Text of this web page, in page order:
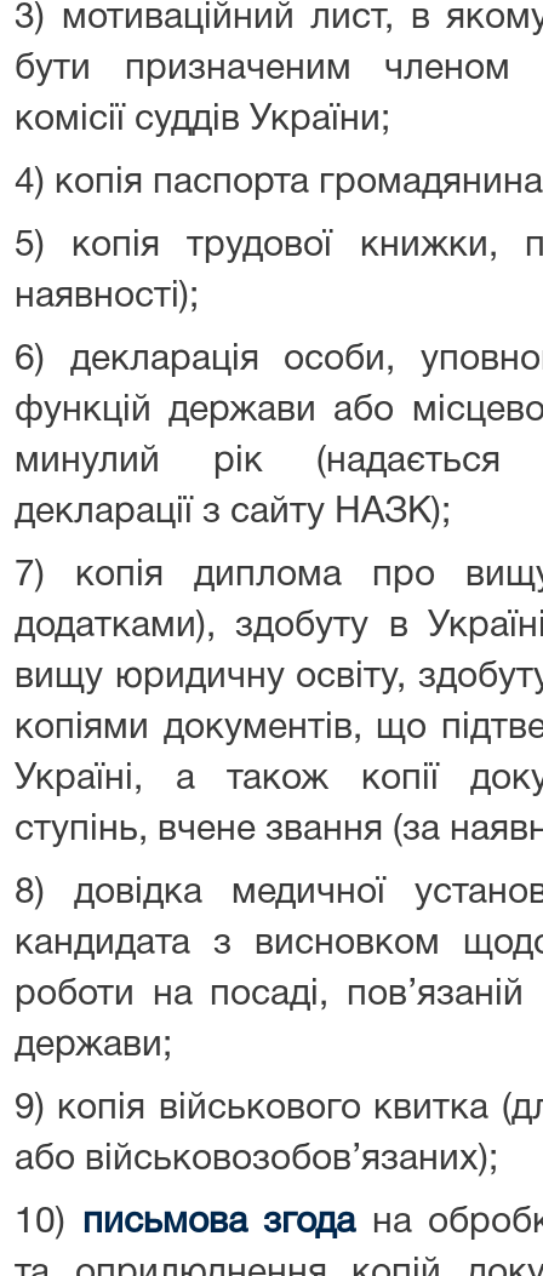
3) мотиваційний лист, в
бути призначеним членом
комісії суддів України;
4) копія паспорта
5) копія трудової книжки,
наявності);
6) декларація особи,
функцій держави або
минулий рік (надається
декларації з сайту НАЗК);
7) копія диплома про
додатками), здобуту в
вищу юридичну освіту,
копіями документів, що
Україні, а також копії
ступінь, вчене звання (за
8) довідка медичної
кандидата з висновком
роботи на посаді,
держави;
9) копія військового квитка
або військовозобов’язаних);
10)
письмова згодана